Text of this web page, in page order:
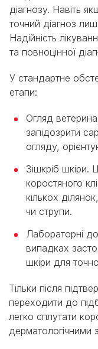
діагнозу. Навіть
точний діагноз
Надійність
та повноцінної
У стандартне
етапи:
Огляд
запідозрити
огляду,
Зішкріб
коростяного
кількох
чи струпи.
Лабораторні
випадках
шкіри для
Тільки після
переходити до
легко сплутати
дерматологічними